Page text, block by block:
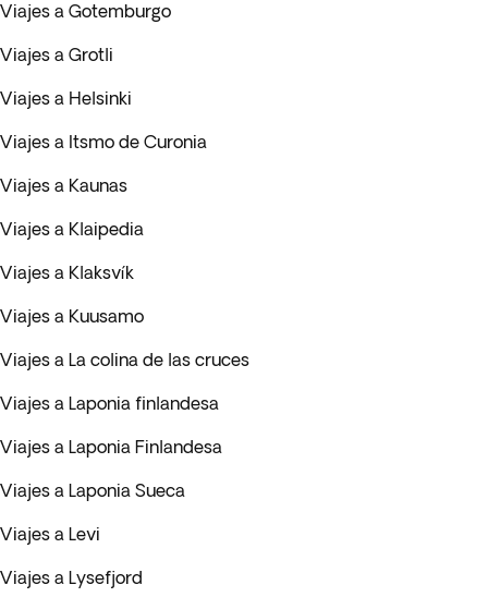
Viajes a Gotemburgo
Viajes a Grotli
Viajes a Helsinki
Viajes a Itsmo de Curonia
Viajes a Kaunas
Viajes a Klaipedia
Viajes a Klaksvík
Viajes a Kuusamo
Viajes a La colina de las cruces
Viajes a Laponia finlandesa
Viajes a Laponia Finlandesa
Viajes a Laponia Sueca
Viajes a Levi
Viajes a Lysefjord